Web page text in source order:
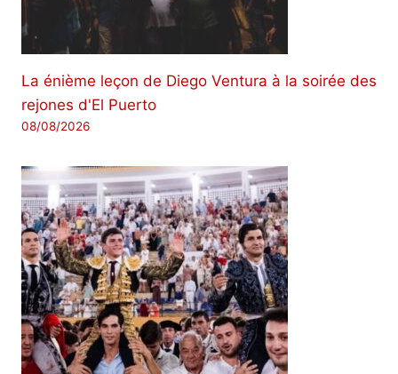
La énième leçon de Diego Ventura à la soirée des
rejones d'El Puerto
08/08/2026